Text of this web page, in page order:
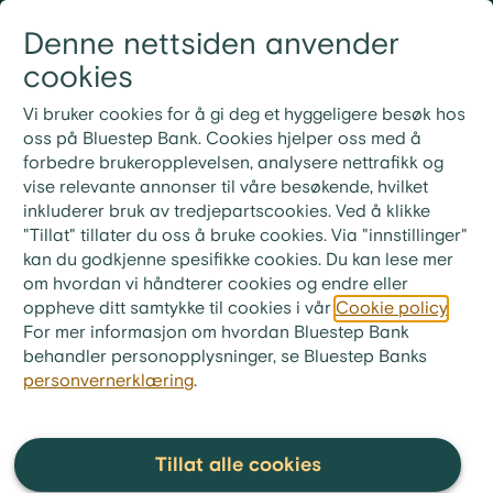
Denne nettsiden anvender
cookies
Vi bruker cookies for å gi deg et hyggeligere besøk hos
oss på Bluestep Bank. Cookies hjelper oss med å
forbedre brukeropplevelsen, analysere nettrafikk og
vise relevante annonser til våre besøkende, hvilket
inkluderer bruk av tredjepartscookies. Ved å klikke
"Tillat" tillater du oss å bruke cookies. Via "innstillinger"
kan du godkjenne spesifikke cookies. Du kan lese mer
om hvordan vi håndterer cookies og endre eller
oppheve ditt samtykke til cookies i vår Cookie policy
For mer informasjon om hvordan Bluestep Bank
behandler personopplysninger, se Bluestep Banks
personvernerklæring.
Tillat alle cookies
Nye rutiner for ekstrainnbetaling på lån
Ved ekstrainnbetaling på lånet ditt må du bruke
KID-nummeret fra din siste faktura. Ønsker du i
stedet å betale neste måneds innbetaling, skriv «Til
gode + ditt lånenummer» i meldingsfeltet i stedet for
KID-nummer.
bluestep.no > Økonomitips > Ordliste
Blancolån
Blancolån er et lån uten
sikkerhet, som forbrukslån og
sms-lån. Dette betyr at banken